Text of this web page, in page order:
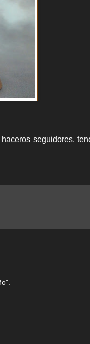
seguidores,